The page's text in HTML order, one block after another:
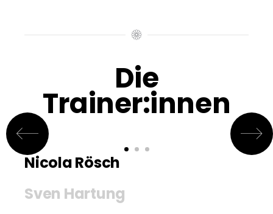
Die
Trainer:innen
Nicola Rösch
Sven Hartung